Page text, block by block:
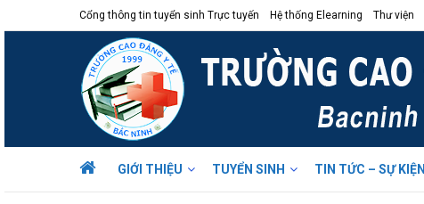
Cổng thông tin tuyển sinh Trực tuyến Hệ thống Elearning Thư viện
GIỚI THIỆU TUYỂN SINH TIN TỨC – SỰ KIỆN